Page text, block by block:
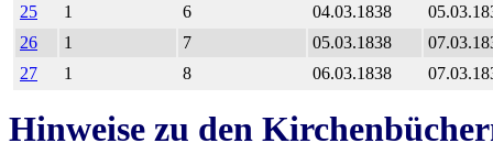
25
1 6 04.03.1838
26
1 7 05.03.1838
27
1 8 06.03.1838
Hinweise zu den